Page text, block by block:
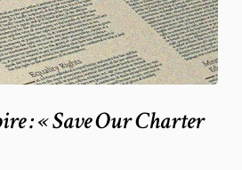
: « Save Our Charter